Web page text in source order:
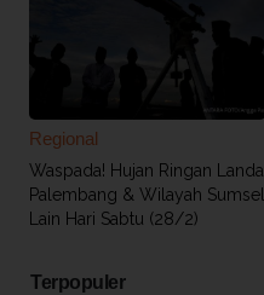
Regional
Waspada! Hujan Ringan Landa
Palembang & Wilayah Sumsel
Lain Hari Sabtu (28/2)
Terpopuler